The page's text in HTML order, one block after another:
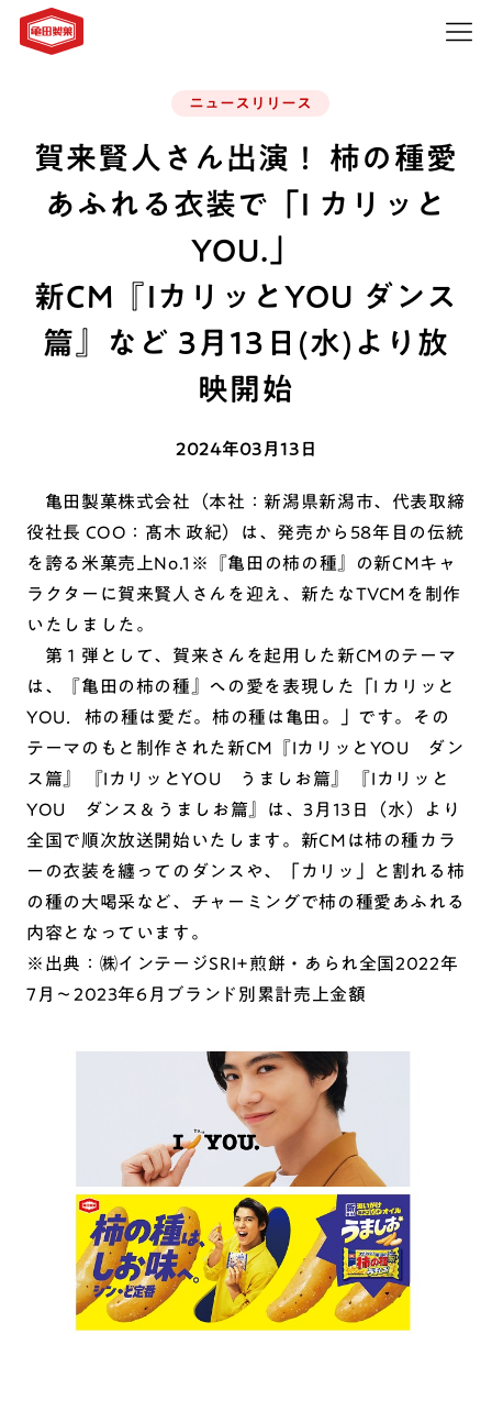
ニュースリリース
賀来賢人さん出演！ 柿の種愛
あふれる衣装で「I カリッと
YOU.」
新CM『IカリッとYOU ダンス
篇』など 3月13日(水)より放
映開始
2024年03月13日
亀田製菓株式会社（本社：新潟県新潟市、代表取締
役社長 COO：髙木 政紀）は、発売から58年目の伝統
を誇る米菓売上No.1※『亀田の柿の種』の新CMキャ
ラクターに賀来賢人さんを迎え、新たなTVCMを制作
いたしました。
第１弾として、賀来さんを起用した新CMのテーマ
は、『亀田の柿の種』への愛を表現した「I カリッと
YOU．柿の種は愛だ。柿の種は亀田。」です。その
テーマのもと制作された新CM『IカリッとYOU ダン
ス篇』 『IカリッとYOU うましお篇』 『Iカリッと
YOU ダンス＆うましお篇』は、3月13日（水）より
全国で順次放送開始いたします。新CMは柿の種カラ
ーの衣装を纏ってのダンスや、「カリッ」と割れる柿
の種の大喝采など、チャーミングで柿の種愛あふれる
内容となっています。
※出典：㈱インテージSRI+煎餅・あられ全国2022年
7月～2023年6月ブランド別累計売上金額